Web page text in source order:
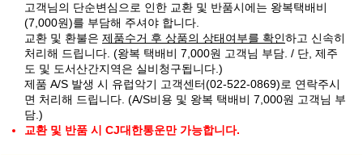
고객님의 단순변심으로 인한 교환 및 반품시에는 왕복택배비
(7,000원)를 부담해 주셔야 합니다.
교환 및 환불은 제품수거 후 상품의 상태여부를 확인하고 신속히
처리해 드립니다. (왕복 택배비 7,000원 고객님 부담. / 단, 제주
도 및 도서산간지역은 실비청구됩니다.)
제품 A/S 발생 시 유럽악기 고객센터(02-522-0869)로 연락주시
면 처리해 드립니다. (A/S비용 및 왕복 택배비 7,000원 고객님 부
담.)
교환 및 반품 시 CJ대한통운만 가능합니다.